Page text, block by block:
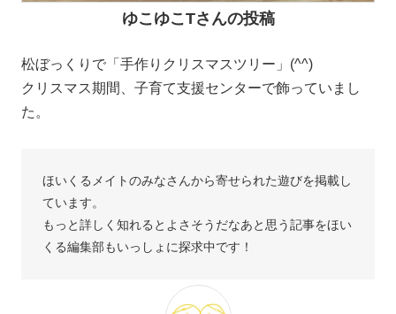
ゆこゆこTさんの投稿
松ぼっくりで「手作りクリスマスツリー」(^^)
クリスマス期間、子育て支援センターで飾っていまし
た。
ほいくるメイトのみなさんから寄せられた遊びを掲載し
ています。
もっと詳しく知れるとよさそうだなあと思う記事をほい
くる編集部もいっしょに探求中です！